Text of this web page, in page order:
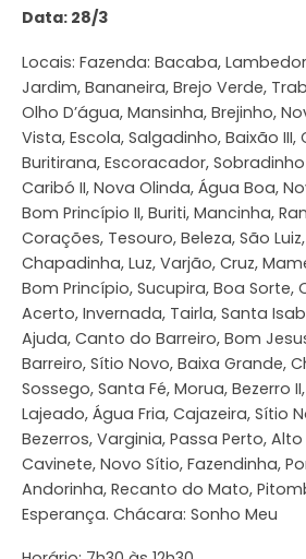
Data: 28/3
Locais: Fazenda: Bacaba,
Jardim, Bananeira, Brejo Verde,
Olho D’água, Mansinha, Brejinho,
Vista, Escola, Salgadinho, Baixão
Buritirana, Escoracador, Sobradinho
Caribó II, Nova Olinda, Água Boa,
Bom Princípio II, Buriti, Mancinha,
Corações, Tesouro, Beleza, São
Chapadinha, Luz, Varjão, Cruz,
Bom Princípio, Sucupira, Boa Sorte,
Acerto, Invernada, Tairla, Santa
Ajuda, Canto do Barreiro, Bom
Barreiro, Sítio Novo, Baixa Grande,
Sossego, Santa Fé, Morua, Bezerro
Lajeado, Água Fria, Cajazeira, Sítio
Bezerros, Varginia, Passa Perto,
Cavinete, Novo Sítio, Fazendinha,
Andorinha, Recanto do Mato,
Esperança. Chácara: Sonho Meu